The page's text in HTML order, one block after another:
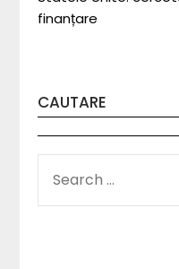
finanțare
CAUTARE
FOR: